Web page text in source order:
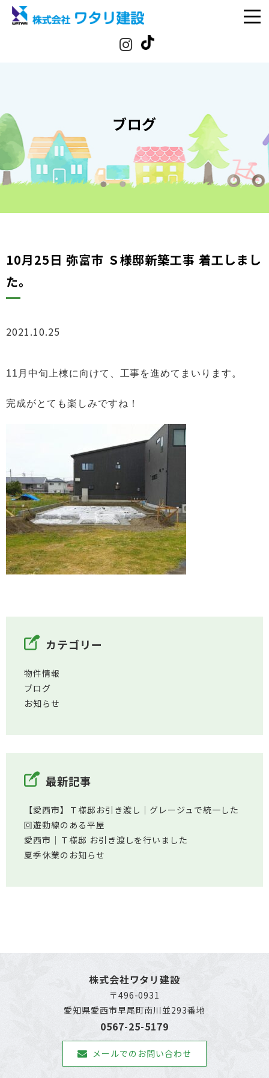
ブログ
10月25日 弥富市 Ｓ様邸新築工事 着工しまし
た。
2021.10.25
11月中旬上棟に向けて、工事を進めてまいります。
完成がとても楽しみですね！
カテゴリー
物件情報
ブログ
お知らせ
最新記事
【愛西市】Ｔ様邸お引き渡し｜グレージュで統一した
回遊動線のある平屋
愛西市│Ｔ様邸 お引き渡しを行いました
夏季休業のお知らせ
株式会社ワタリ建設
〒496-0931
愛知県愛西市早尾町南川並293番地
0567-25-5179
メールでのお問い合わせ